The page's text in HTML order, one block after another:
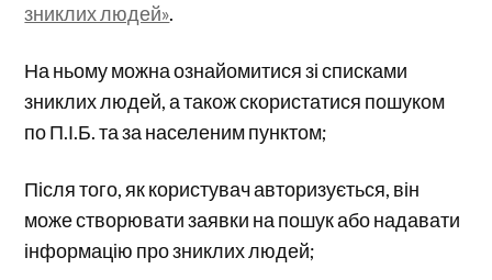
зниклих людей».
На ньому можна ознайомитися зі списками
зниклих людей, а також скористатися пошуком
по П.І.Б. та за населеним пунктом;
Після того, як користувач авторизується, він
може створювати заявки на пошук або надавати
інформацію про зниклих людей;